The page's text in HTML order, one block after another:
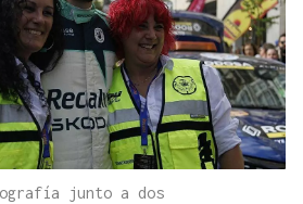
junto a dos